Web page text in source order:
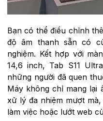
Bạn có thể điều chỉnh
độ âm thanh sẵn có
nghiệm. Kết hợp với
14,6 inch, Tab S11
những người đã quen
Máy không chỉ mang lại
xử lý đa nhiệm mượt
làm việc hoặc lướt web